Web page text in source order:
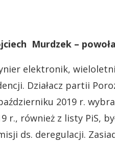
Murdzek –
elektronik,
Działacz partii
2019 r.
r., również z listy PiS,
ds. deregulacji.